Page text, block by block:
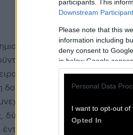
participants. This
Downstream
Please note that this
information including
deny consent to
in below Google
Personal Data
I want to opt-out of
Opted In
μία από τις
σε διαφορετικά σημεία
δρομείς. Αυτό που κάνει
δομή της. Έχει προπονητές,
καθοδήγηση. Αν θέλεις
δύσκολα θα βρεις καλύτερο
έντονο, αφού πολλοί